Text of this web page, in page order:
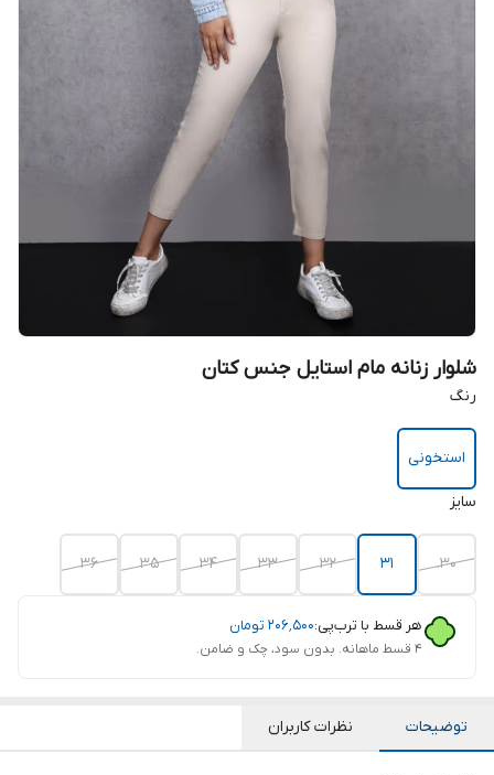
شلوار زنانه مام استایل جنس کتان
رنگ
استخونی
سایز
30.
31
32
33
34
35
36
هر قسط با ترب‌پی:۲۰۶٬۵۰۰ تومان
۴ قسط ماهانه. بدون سود، چک و ضامن.
توضیحات نظرات کاربران